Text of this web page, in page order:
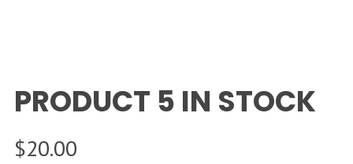
PRODUCT 5 IN STOCK
$20.00